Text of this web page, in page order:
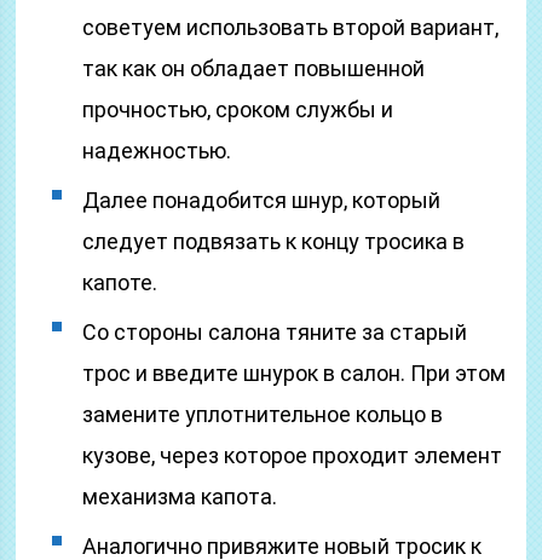
советуем использовать второй вариант,
так как он обладает повышенной
прочностью, сроком службы и
надежностью.
Далее понадобится шнур, который
следует подвязать к концу тросика в
капоте.
Со стороны салона тяните за старый
трос и введите шнурок в салон. При этом
замените уплотнительное кольцо в
кузове, через которое проходит элемент
механизма капота.
Аналогично привяжите новый тросик к